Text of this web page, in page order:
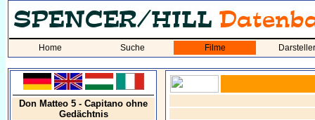
Home Suche Filme Darsteller
Don Matteo 5 - Capitano ohne
Gedächtnis